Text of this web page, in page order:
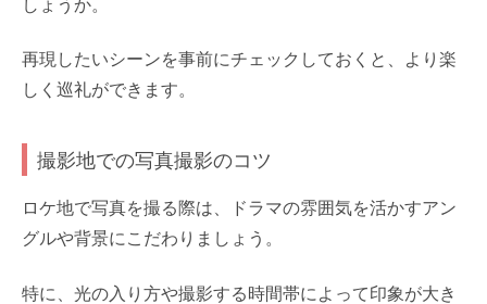
しょうか。
再現したいシーンを事前にチェックしておくと、より楽
しく巡礼ができます。
撮影地での写真撮影のコツ
ロケ地で写真を撮る際は、ドラマの雰囲気を活かすアン
グルや背景にこだわりましょう。
特に、光の入り方や撮影する時間帯によって印象が大き